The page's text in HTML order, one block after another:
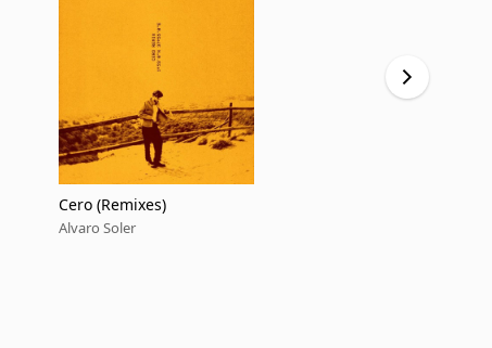
Cero (Remixes)
Alvaro Soler